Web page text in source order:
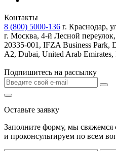
Контакты
8 (800) 5000-136 г. Краснодар,
г. Москва, 4-й Лесной
20335-001, IFZA Business Park,
A2, Dubai, United Arab Emirates,
Подпишитесь на рассылку
Оставьте заявку
Заполните форму, мы свяжемся
и проконсультируем по всем